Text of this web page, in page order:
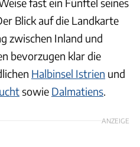
Blick auf die Landkarte
zwischen Inland und
bevorzugen klar die
Halbinsel Istrien und
sowie Dalmatiens.
ANZEIGE